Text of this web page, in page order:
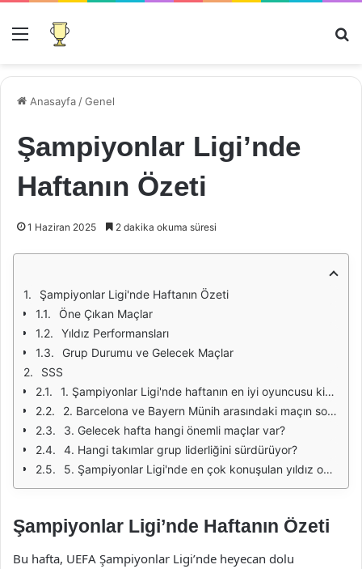
Menü
Anasayfa /Genel
Şampiyonlar Ligi’nde
Haftanın Özeti
1 Haziran 2025 2 dakika okuma süresi
Şampiyonlar Ligi'nde Haftanın Özeti
Öne Çıkan Maçlar
Yıldız Performansları
Grup Durumu ve Gelecek Maçlar
SSS
1. Şampiyonlar Ligi'nde haftanın en iyi oyuncusu kimdi?
2. Barcelona ve Bayern Münih arasındaki maçın sonucu neydi?
3. Gelecek hafta hangi önemli maçlar var?
4. Hangi takımlar grup liderliğini sürdürüyor?
5. Şampiyonlar Ligi'nde en çok konuşulan yıldız oyuncular kimler?
Şampiyonlar Ligi’nde Haftanın Özeti
Bu hafta, UEFA Şampiyonlar Ligi’nde heyecan dolu